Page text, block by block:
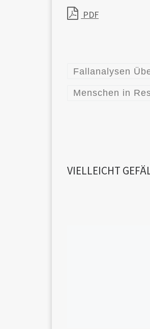
PDF
Fallanalysen
Menschen in
VIELLEICHT